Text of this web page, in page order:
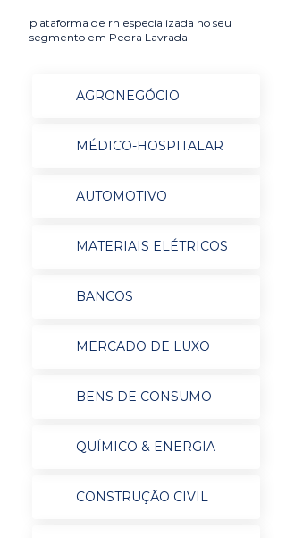
plataforma de rh especializada no seu
segmento em Pedra Lavrada
AGRONEGÓCIO
MÉDICO-HOSPITALAR
AUTOMOTIVO
MATERIAIS ELÉTRICOS
BANCOS
MERCADO DE LUXO
BENS DE CONSUMO
QUÍMICO & ENERGIA
CONSTRUÇÃO CIVIL